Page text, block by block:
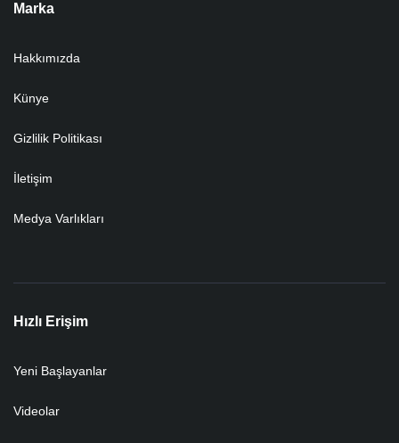
Marka
Hakkımızda
Künye
Gizlilik Politikası
İletişim
Medya Varlıkları
Hızlı Erişim
Yeni Başlayanlar
Videolar